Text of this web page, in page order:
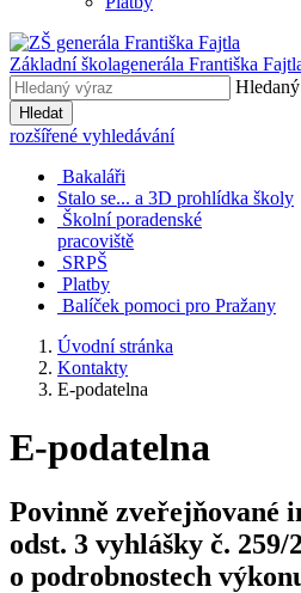
Základní školagenerála Františka
Hledat
rozšířené vyhledávání
Bakaláři
Stalo se... a 3D prohlídka školy
Školní poradenské
pracoviště
SRPŠ
Platby
Balíček pomoci pro Pražany
Úvodní stránka
Kontakty
E-podatelna
E-podatelna
Povinně zveřejňované
odst. 3 vyhlášky č. 259/
o podrobnostech